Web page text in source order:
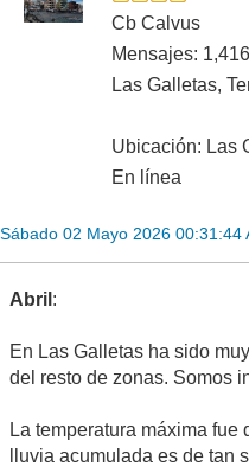
Cb Calvus
Mensajes: 1,416
Las Galletas,
Ubicación: Las
En línea
Sábado 02 Mayo 2026 00:31:44
Abril :
En Las Galletas ha sido
del resto de zonas. Somos
La temperatura máxima fue
lluvia acumulada es de tan